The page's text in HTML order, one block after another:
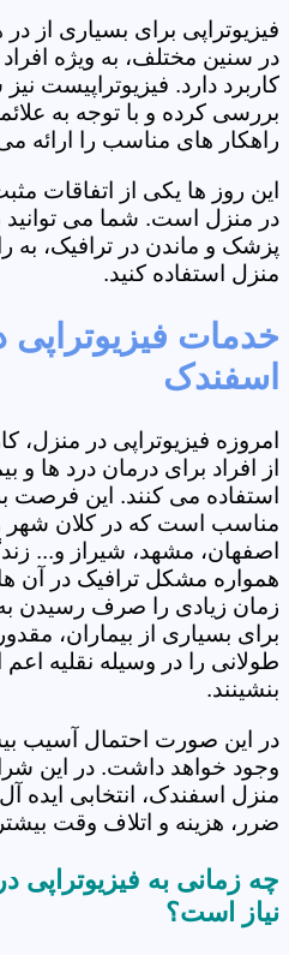
فیزیوتراپی برای بسیاری از
در سنین مختلف، به ویژه
کاربرد دارد. فیزیوتراپیست
بررسی کرده و با توجه به
راهکار های مناسب را ارائه
این روز ها یکی از اتفاقات
در منزل است. شما می
پزشک و ماندن در ترافیک، به
منزل استفاده کنید.
خدمات فیزیوتراپی
اسفندک
امروزه فیزیوتراپی در منزل،
از افراد برای درمان درد ها
استفاده می کنند. این فرصت
مناسب است که در کلان شهر
اصفهان، مشهد، شیراز و...
همواره مشکل ترافیک در آن ها
زمان زیادی را صرف رسیدن
برای بسیاری از بیماران،
طولانی را در وسیله نقلیه
بنشینند.
در این صورت احتمال آسیب
وجود خواهد داشت. در این
منزل اسفندک، انتخابی ایده
ضرر، هزینه و اتلاف وقت
چه زمانی به فیزیوتراپی
نیاز است؟